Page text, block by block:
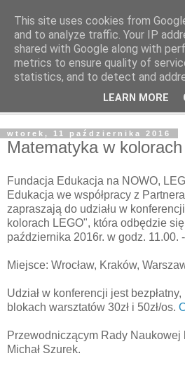
wtorek, 11 października 2016
Matematyka w
Fundacja Edukacja na NOWO,
Edukacja we współpracy z
zapraszają do udziału w
kolorach LEGO", która odbędzie
października 2016r. w godz. 11.00.
Miejsce: Wrocław, Kraków,
Udział w konferencji jest
blokach warsztatów 30zł i 50zł/os.
Przewodniczącym Rady Naukowej
Michał Szurek.
This site uses cookies from
and to analyze traffic. Your IP
shared with Google along with
metrics to ensure quality of
statistics, and to detect and
LEARN MORE